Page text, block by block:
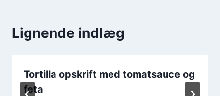
Lignende indlæg
Tortilla opskrift med tomatsauce og
feta